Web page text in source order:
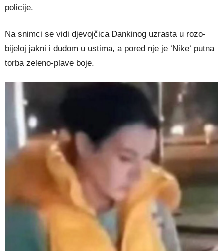
policije.
Na snimci se vidi djevojčica Dankinog uzrasta u rozo-
bijeloj jakni i dudom u ustima, a pored nje je ‘Nike‘ putna
torba zeleno-plave boje.